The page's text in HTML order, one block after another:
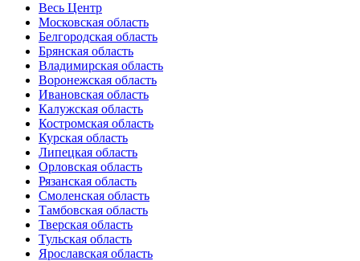
Весь Центр
Московская область
Белгородская область
Брянская область
Владимирская область
Воронежская область
Ивановская область
Калужская область
Костромская область
Курская область
Липецкая область
Орловская область
Рязанская область
Смоленская область
Тамбовская область
Тверская область
Тульская область
Ярославская область